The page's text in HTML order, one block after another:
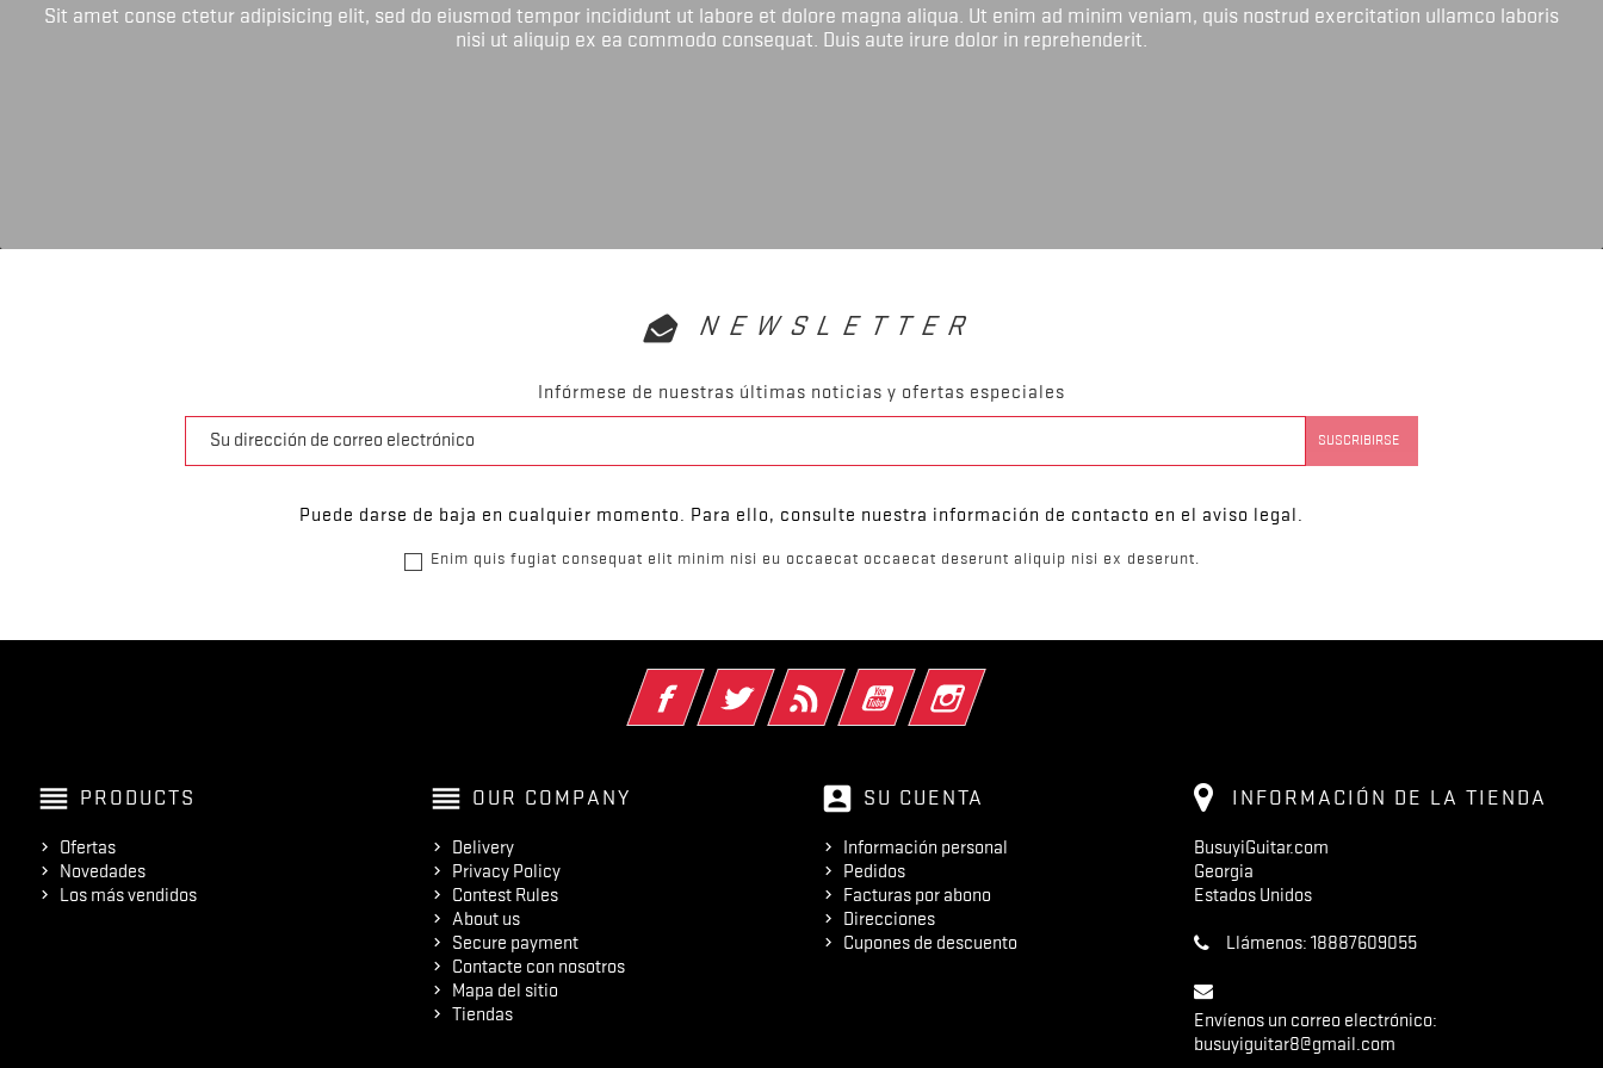
Sit amet conse ctetur adipisicing elit, sed do eiusmod tempor incididunt ut labore et dolore magna aliqua. Ut enim ad minim veniam, quis nostrud exercitation ullamco laboris
nisi ut aliquip ex ea commodo consequat. Duis aute irure dolor in reprehenderit.
NEWSLETTER
Infórmese de nuestras últimas noticias y ofertas especiales
Puede darse de baja en cualquier momento. Para ello, consulte nuestra información de contacto en el aviso legal.
Enim quis fugiat consequat elit minim nisi eu occaecat occaecat deserunt aliquip nisi ex deserunt.
FacebookTwitter Rss YouTube Instagram
reorder PRODUCTS
Ofertas
Novedades
Los más vendidos
reorder OUR COMPANY
Delivery
Privacy Policy
Contest Rules
About us
Secure payment
Contacte con nosotros
Mapa del sitio
Tiendas
account_box SU CUENTA
Información personal
Pedidos
Facturas por abono
Direcciones
Cupones de descuento
INFORMACIÓN DE LA TIENDA
BusuyiGuitar.com
Georgia
Estados Unidos
Llámenos: 18887609055
Envíenos un correo electrónico:
busuyiguitar8@gmail.com